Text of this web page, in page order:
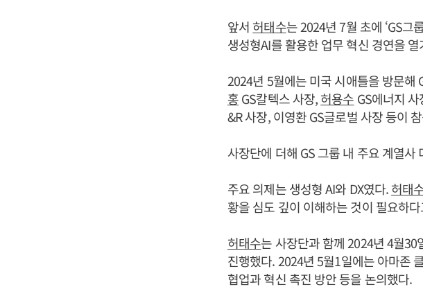
앞서 허태수는 2024년 7월 초에 ‘GS그
생성형AI를 활용한 업무 혁신 경연을
2024년 5월에는 미국 시애틀을 방문해
홍GS칼텍스 사장,허용수 GS에너지 사
&R 사장, 이영환 GS글로벌 사장 등이
사장단에 더해 GS 그룹 내 주요 계열
주요 의제는 생성형 AI와 DX였다.허태
황을 심도 깊이 이해하는 것이 필요하
허태수는 사장단과 함께 2024년 4월
진행했다. 2024년 5월1일에는 아마존
협업과 혁신 촉진 방안 등을 논의했다.